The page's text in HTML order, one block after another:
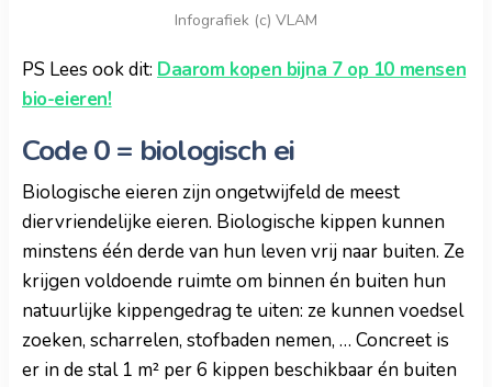
Infografiek (c) VLAM
PS Lees ook dit: Daarom kopen bijna 7 op 10 mensen
bio-eieren!
Code 0 = biologisch ei
Biologische eieren zijn ongetwijfeld de meest
diervriendelijke eieren. Biologische kippen kunnen
minstens één derde van hun leven vrij naar buiten. Ze
krijgen voldoende ruimte om binnen én buiten hun
natuurlijke kippengedrag te uiten: ze kunnen voedsel
zoeken, scharrelen, stofbaden nemen, … Concreet is
er in de stal 1 m² per 6 kippen beschikbaar én buiten